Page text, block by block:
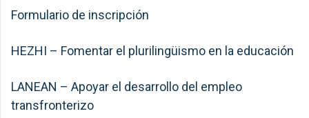
Formulario de inscripción
HEZHI – Fomentar el plurilingüismo en la educación
LANEAN – Apoyar el desarrollo del empleo
transfronterizo